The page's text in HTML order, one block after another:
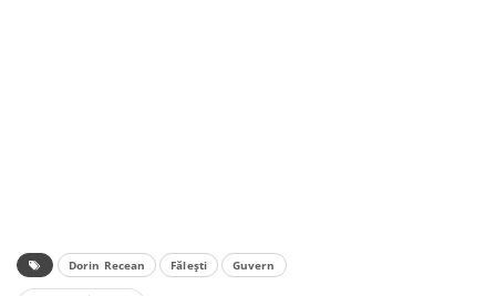
Dorin Recean Fălești Guvern